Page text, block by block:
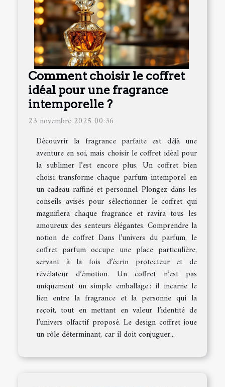
Comment choisir le coffret
idéal pour une fragrance
intemporelle ?
23 novembre 2025 00:36
Découvrir la fragrance parfaite est déjà une
aventure en soi, mais choisir le coffret idéal pour
la sublimer l’est encore plus. Un coffret bien
choisi transforme chaque parfum intemporel en
un cadeau raffiné et personnel. Plongez dans les
conseils avisés pour sélectionner le coffret qui
magnifiera chaque fragrance et ravira tous les
amoureux des senteurs élégantes. Comprendre la
notion de coffret Dans l’univers du parfum, le
coffret parfum occupe une place particulière,
servant à la fois d’écrin protecteur et de
révélateur d’émotion. Un coffret n’est pas
uniquement un simple emballage : il incarne le
lien entre la fragrance et la personne qui la
reçoit, tout en mettant en valeur l’identité de
l’univers olfactif proposé. Le design coffret joue
un rôle déterminant, car il doit conjuguer...